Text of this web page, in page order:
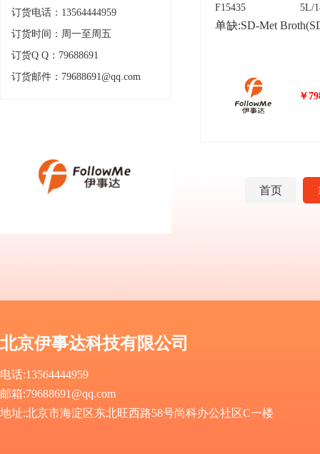
订货电话：13564444959
订货时间：周一至周五
订货Q Q：79688691
订货邮件：79688691@qq.com
F15435 5L/
￥
首页
北京伊事达科技有限公司
电话:13564444959
邮箱:79688691@qq.com
地址:北京市海淀区东北旺西路58号尚科办公社区C一楼